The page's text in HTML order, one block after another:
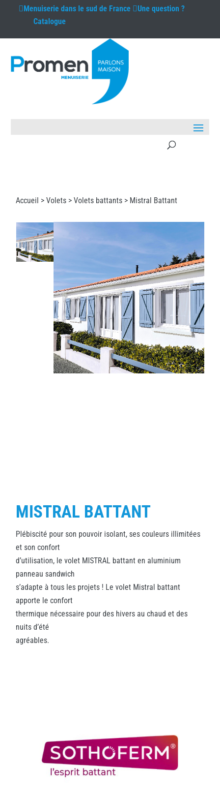
Menuiseriedans le sud de France
Une question ?
Catalogue
Accueil > Volets > Volets battants > Mistral Battant
MISTRAL BATTANT
Plébiscité pour son pouvoir isolant, ses couleurs illimitées
et son confort
d’utilisation, le volet MISTRAL battant en aluminium
panneau sandwich
s’adapte à tous les projets ! Le volet Mistral battant
apporte le confort
thermique nécessaire pour des hivers au chaud et des
nuits d’été
agréables.